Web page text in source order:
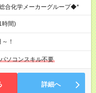
合化学メーカーグループ◆*
間)
！
パソコンスキル不要
詳細へ